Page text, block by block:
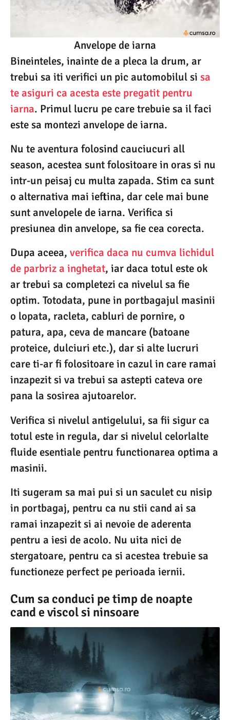
Anvelope de iarna
Bineinteles, inainte de a pleca la drum, ar
trebui sa iti verifici un pic automobilul si sa
te asiguri ca acesta este pregatit pentru
iarna. Primul lucru pe care trebuie sa il faci
este sa montezi anvelope de iarna.
Nu te aventura folosind cauciucuri all
season, acestea sunt folositoare in oras si nu
intr-un peisaj cu multa zapada. Stim ca sunt
o alternativa mai ieftina, dar cele mai bune
sunt anvelopele de iarna. Verifica si
presiunea din anvelope, sa fie cea corecta.
Dupa aceea, verifica daca nu cumva lichidul
de parbriz a inghetat, iar daca totul este ok
ar trebui sa completezi ca nivelul sa fie
optim. Totodata, pune in portbagajul masinii
o lopata, racleta, cabluri de pornire, o
patura, apa, ceva de mancare (batoane
proteice, dulciuri etc.), dar si alte lucruri
care ti-ar fi folositoare in cazul in care ramai
inzapezit si va trebui sa astepti cateva ore
pana la sosirea ajutoarelor.
Verifica si nivelul antigelului, sa fii sigur ca
totul este in regula, dar si nivelul celorlalte
fluide esentiale pentru functionarea optima a
masinii.
Iti sugeram sa mai pui si un saculet cu nisip
in portbagaj, pentru ca nu stii cand ai sa
ramai inzapezit si ai nevoie de aderenta
pentru a iesi de acolo. Nu uita nici de
stergatoare, pentru ca si acestea trebuie sa
functioneze perfect pe perioada iernii.
Cum sa conduci pe timp de noapte
cand e viscol si ninsoare